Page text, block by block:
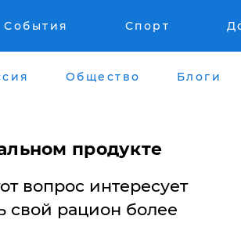
События Спорт
Общество Блоги
продукте
вопрос интересует
свой рацион более